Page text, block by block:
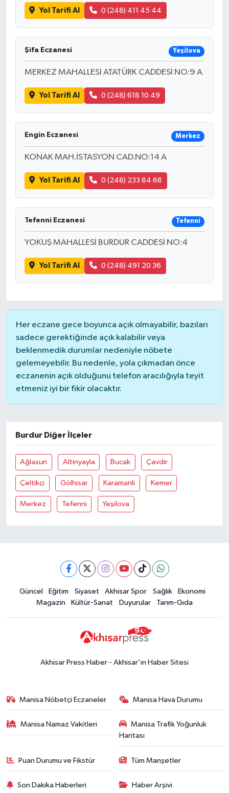
Yol Tarifi Al 0 (248) 411 45 44
Şifa Eczanesi Yeşilova
MERKEZ MAHALLESİ ATATÜRK CADDESİ NO:9 A
Yol Tarifi Al 0 (248) 618 10 49
Engin Eczanesi Merkez
KONAK MAH.İSTASYON CAD.NO:14 A
Yol Tarifi Al 0 (248) 233 84 68
Tefenni Eczanesi Tefenni
YOKUŞ MAHALLESİ BURDUR CADDESİ NO:4
Yol Tarifi Al 0 (248) 491 20 36
Her eczane gece boyunca açık olmayabilir, bazıları
sadece gerektiğinde açık kalabilir veya
beklenmedik durumlar nedeniyle nöbete
gelemeyebilir. Bu nedenle, yola çıkmadan önce
eczanenin açık olduğunu telefon aracılığıyla teyit
etmeniz iyi bir fikir olacaktır.
Burdur Diğer İlçeler
Ağlasun Altinyayla Bucak Çavdir
Çeltikçi Gölhisar Karamanli Kemer
Merkez Tefenni Yeşilova
Güncel Eğitim Siyaset Akhisar Spor Sağlık
Ekonomi
Magazin
Kültür-Sanat Duyurular Tarım-Gıda
Akhisar Press Haber - Akhisar'ın Haber Sitesi
Manisa Nöbetçi Eczaneler Manisa Hava Durumu
Manisa Namaz Vakitleri
Manisa Trafik Yoğunluk
Haritası
Puan Durumu ve Fikstür Tüm Manşetler
Son Dakika Haberleri Haber Arşivi